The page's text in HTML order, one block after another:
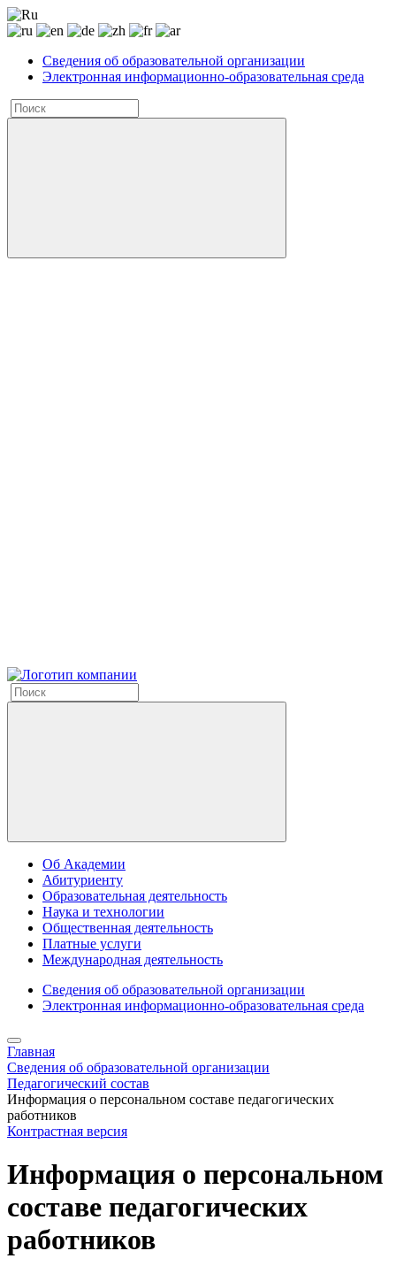
Сведения об образовательной организации
Электронная информационно-образовательная среда
Об Академии
Абитуриенту
Образовательная деятельность
Наука и технологии
Общественная деятельность
Платные услуги
Международная деятельность
Сведения об образовательной организации
Электронная информационно-образовательная среда
Главная
Сведения об образовательной организации
Педагогический состав
Информация о персональном составе педагогических
работников
Контрастная версия
Информация о персональном
составе педагогических
работников